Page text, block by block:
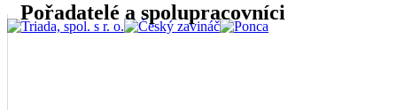
Pořadatelé a spolupracovníci